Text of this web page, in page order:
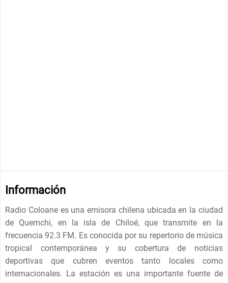
Información
Radio Coloane es una emisora ​​chilena ubicada en la ciudad
de Quemchi, en la isla de Chiloé, que transmite en la
frecuencia 92.3 FM. Es conocida por su repertorio de música
tropical contemporánea y su cobertura de noticias
deportivas que cubren eventos tanto locales como
internacionales. La estación es una importante fuente de